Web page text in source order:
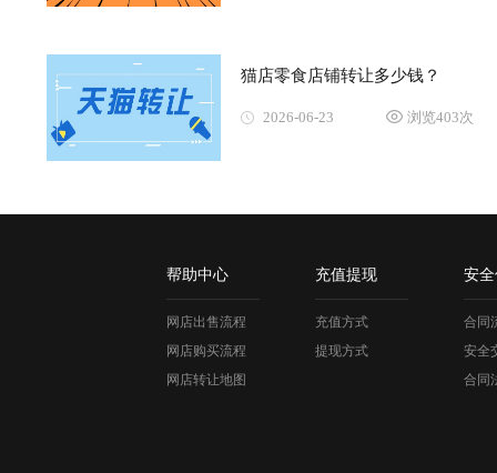
猫店零食店铺转让多少钱？
2026-06-23 浏览403次
帮助中心
网店出售流程
网店购买流程
网店转让地图
充值提现
充值方式
提现方式
安
合同
安全
合同